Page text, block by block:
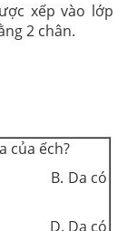
xếp vào lớp
2 chân.
của ếch?
Da có
Da có